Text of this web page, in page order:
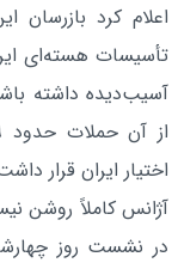
تأسیسات هسته‌ای
آسیب‌دیده داشته
اختیار ایران قرار
آژانس کاملاً روشن
در نشست روز